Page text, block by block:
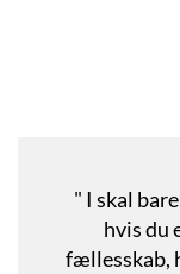
" I skal
hvis du
fællesskab,